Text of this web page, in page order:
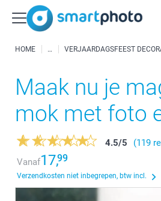
HOME VERJAARDAGSFEEST
Maak nu je
mok met foto
4.5/5
(119
Vanaf17,99
Verzendkosten niet inbegrepen, btw incl.